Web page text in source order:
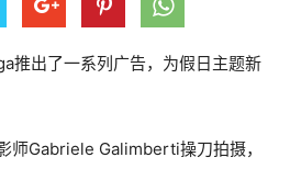
推出了一系列广告，为假日主题新
师Gabriele Galimberti操刀拍摄，